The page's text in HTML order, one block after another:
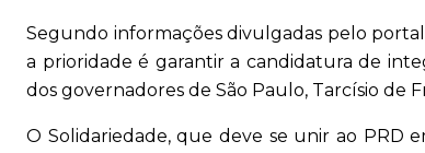
Segundo informações divulgadas pelo
a prioridade é garantir a candidatura de
dos governadores de São Paulo, Tarcísio de
O Solidariedade, que deve se unir ao PRD